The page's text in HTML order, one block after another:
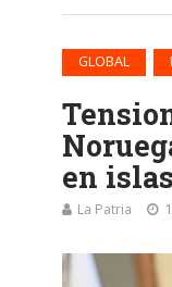
GLOBAL
en
La Patria